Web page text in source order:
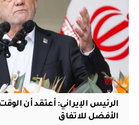
الرئيس الإيراني: أعتقد أن
الأفضل للاتفاق